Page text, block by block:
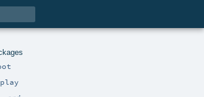
play